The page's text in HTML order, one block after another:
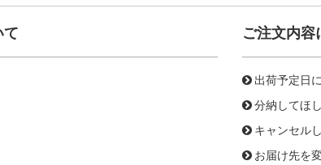
て ご注文内容
出荷予定日
分納してほ
キャンセル
お届け先を